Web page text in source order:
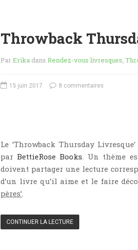
Throwback
ParErika dans Rendez-vous livresques
15 juin 2017 8 commentaires
Le ‘Throwback Thursday
parBettieRose Books . Un thème
doivent partager une lecture
d’un livre qu’il aime et le faire
pères’
CONTINUER LA LECTURE